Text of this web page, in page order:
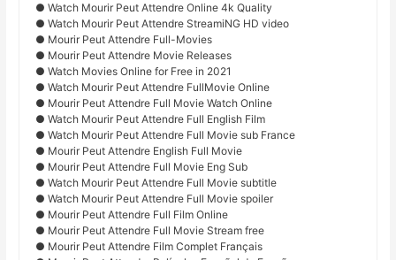
● Watch Mourir Peut Attendre Online 4k Quality
● Watch Mourir Peut Attendre StreamiNG HD video
● Mourir Peut Attendre Full-Movies
● Mourir Peut Attendre Movie Releases
● Watch Movies Online for Free in 2021
● Watch Mourir Peut Attendre FullMovie Online
● Mourir Peut Attendre Full Movie Watch Online
● Watch Mourir Peut Attendre Full English Film
● Watch Mourir Peut Attendre Full Movie sub France
● Mourir Peut Attendre English Full Movie
● Mourir Peut Attendre Full Movie Eng Sub
● Watch Mourir Peut Attendre Full Movie subtitle
● Watch Mourir Peut Attendre Full Movie spoiler
● Mourir Peut Attendre Full Film Online
● Mourir Peut Attendre Full Movie Stream free
● Mourir Peut Attendre Film Complet Français